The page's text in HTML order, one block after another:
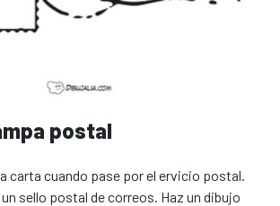
postal
carta cuando pase por el ervicio postal.
sello postal de correos. Haz un dibujo